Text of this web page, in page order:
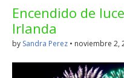
en
Encendido de
Irlanda
by Sandra Perez • noviembre 2,